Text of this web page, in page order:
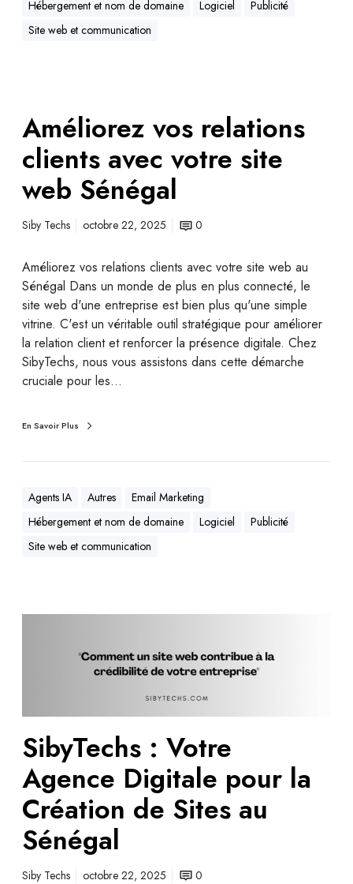
Hébergement et nom de domaine Logiciel
Publicité
Site web et communication
Améliorez vos relations
clients avec votre site
web Sénégal
Siby Techs octobre 22, 2025 0
Améliorez vos relations clients avec votre site web au
Sénégal Dans un monde de plus en plus connecté, le
site web d'une entreprise est bien plus qu'une simple
vitrine. C'est un véritable outil stratégique pour améliorer
la relation client et renforcer la présence digitale. Chez
SibyTechs, nous vous assistons dans cette démarche
cruciale pour les…
En Savoir Plus
Agents IA Autres
Email Marketing
Hébergement et nom de domaine
Logiciel
Publicité
Site web et communication
SibyTechs : Votre
Agence Digitale pour la
Création de Sites au
Sénégal
Siby Techs octobre 22, 2025 0